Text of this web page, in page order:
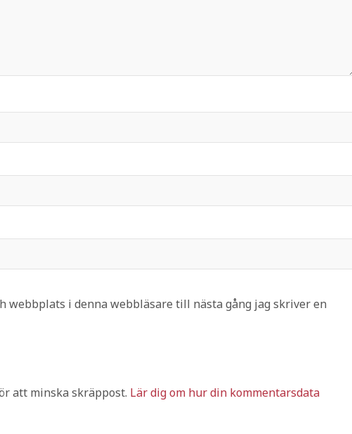
webbplats i denna webbläsare till nästa gång jag skriver en
att minska skräppost. Lär dig om hur din kommentarsdata